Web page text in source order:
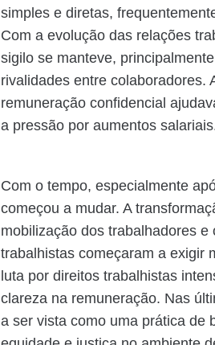
simples e diretas,
Com a evolução das relações
sigilo se manteve,
rivalidades entre colaboradores.
remuneração confidencial
a pressão por aumentos
Com o tempo, especialmente
começou a mudar. A
mobilização dos trabalhadores
trabalhistas começaram a exigir
luta por direitos trabalhistas
clareza na remuneração. Nas
a ser vista como uma prática de